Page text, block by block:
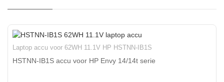
Laptop accu voor 62WH 11.1V HP HSTNN-IB1S
HSTNN-IB1S accu voor HP Envy 14/14t serie